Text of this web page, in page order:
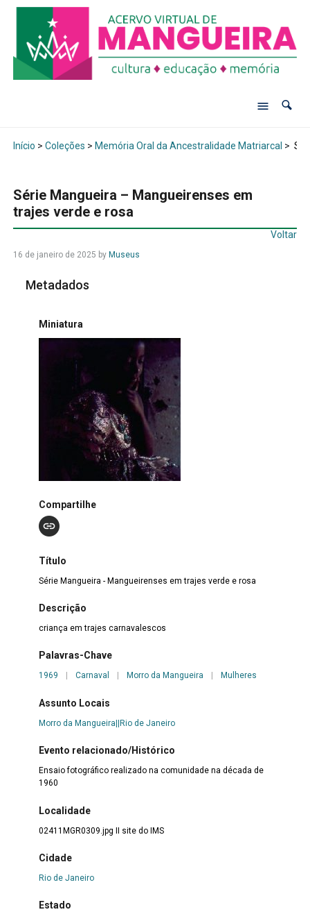
Início > Coleções > Memória Oral da Ancestralidade Matriarcal >
Série Mangueira – Mangueirenses em
trajes verde e rosa
Voltar
16 de janeiro de 2025 by Museus
Metadados
Miniatura
Compartilhe
Título
Série Mangueira - Mangueirenses em trajes verde e rosa
Descrição
criança em trajes carnavalescos
Palavras-Chave
1969 Carnaval Morro da Mangueira Mulheres
Assunto Locais
Morro da Mangueira||Rio de Janeiro
Evento relacionado/Histórico
Ensaio fotográfico realizado na comunidade na década de
1960
Localidade
02411MGR0309.jpg II site do IMS
Cidade
Rio de Janeiro
Estado